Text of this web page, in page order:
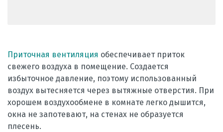
Приточная вентиляция обеспечивает приток
свежего воздуха в помещение. Создается
избыточное давление, поэтому использованный
воздух вытесняется через вытяжные отверстия. При
хорошем воздухообмене в комнате легко дышится,
окна не запотевают, на стенах не образуется
плесень.